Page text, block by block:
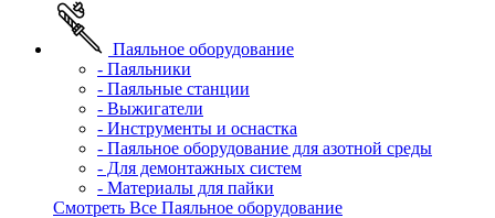
Паяльное оборудование
- Паяльники
- Паяльные станции
- Выжигатели
- Инструменты и оснастка
- Паяльное оборудование для азотной среды
- Для демонтажных систем
- Материалы для пайки
Смотреть Все Паяльное оборудование